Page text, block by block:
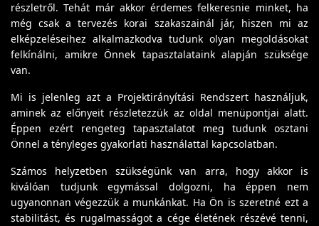
részletről. Tehát már akkor érdemes felkeresnie minket, ha
még csak a tervezés korai szakaszainál jár, hiszen mi az
elképzeléseihez alkalmazkodva tudunk olyan megoldásokat
felkínálni, amikre Önnek tapasztalataink alapján szüksége
van.
Mi is jelenleg azt a Projektirányítási Rendszert használjuk,
aminek az előnyeit részletezzük az oldal menüpontjai alatt.
Éppen ezért rengeteg tapasztalatot meg tudunk osztani
Önnel a tényleges gyakorlati használattal kapcsolatban.
Számos helyzetben szükségünk van arra, hogy akkor is
kiválóan tudjunk egymással dolgozni, ha éppen nem
ugyanonnan végezzük a munkánkat. Ha Ön is szeretné ezt a
stabilitást, és rugalmasságot a cége életének részévé tenni,